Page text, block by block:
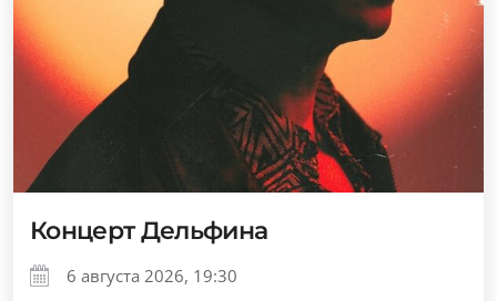
Концерт Дельфина
6 августа 2026, 19:30